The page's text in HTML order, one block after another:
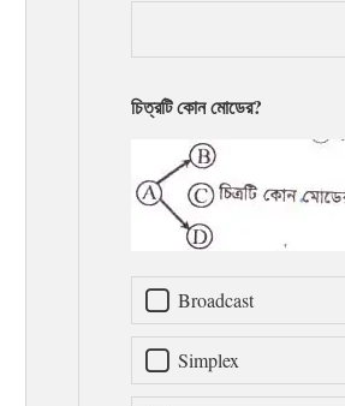
চিত্রটি কোন মোডের?
Broadcast
Simplex